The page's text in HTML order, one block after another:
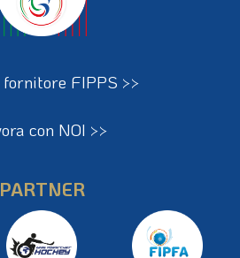
FIPPS >>
con NOI >>
PARTNER